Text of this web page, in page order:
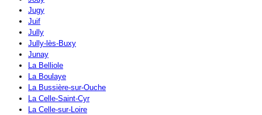
Jugy
Juif
Jully
Jully-lès-Buxy
Junay
La Belliole
La Boulaye
La Bussière-sur-Ouche
La Celle-Saint-Cyr
La Celle-sur-Loire